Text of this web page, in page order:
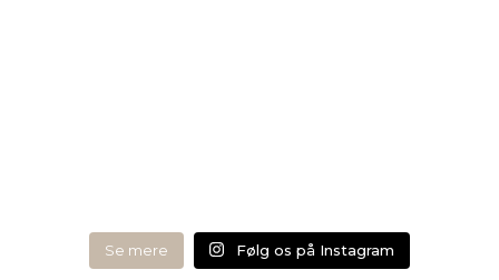
Se mere Følg os på Instagram